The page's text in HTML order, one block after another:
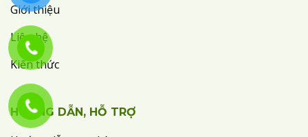
Giới thiệu
Liên hệ
Kiến thức
HƯỚNG DẪN, HỖ TRỢ